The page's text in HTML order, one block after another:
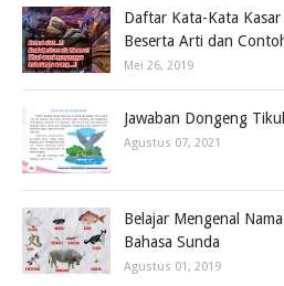
Daftar Kata-Kata
Beserta Arti dan
Mei 26, 2019
Jawaban Dongeng
Agustus 07, 2021
Belajar Mengenal
Bahasa Sunda
Agustus 01, 2019